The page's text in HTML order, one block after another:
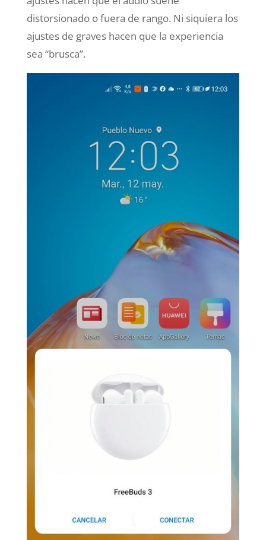
distorsionado o fuera de rango. Ni siquiera los
ajustes de graves hacen que la experiencia
sea “brusca”.